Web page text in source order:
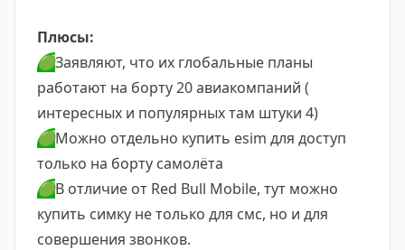
Плюсы:
🟢Заявляют, что их глобальные планы
работают на борту 20 авиакомпаний (
интересных и популярных там штуки 4)
🟢Можно отдельно купить esim для доступ
только на борту самолёта
🟢В отличие от Red Bull Mobile, тут можно
купить симку не только для смс, но и для
совершения звонков.